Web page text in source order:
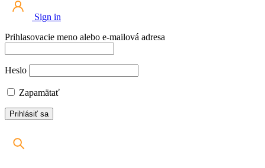
Sign in
Prihlasovacie meno alebo e-mailová adresa
Heslo
Zapamätať